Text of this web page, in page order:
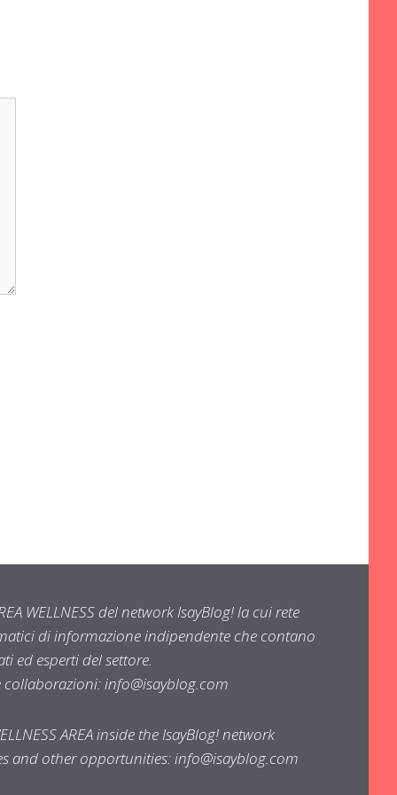
WELLNESS del network IsayBlog! la cui rete
di informazione indipendente che contano
ed esperti del settore.
collaborazioni:info@isayblog.com
AREA inside the IsayBlog! network
and other opportunities:info@isayblog.com